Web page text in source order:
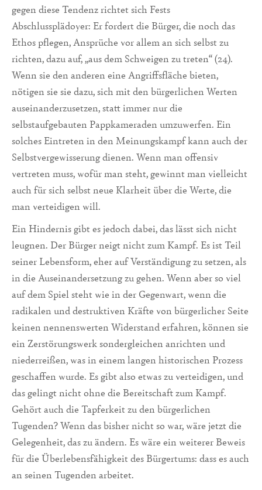
gegen diese Tendenz richtet sich Fests
Abschlussplädoyer: Er fordert die Bürger, die noch das
Ethos pflegen, Ansprüche vor allem an sich selbst zu
richten, dazu auf, „aus dem Schweigen zu treten“ (24).
Wenn sie den anderen eine Angriffsfläche bieten,
nötigen sie sie dazu, sich mit den bürgerlichen Werten
auseinanderzusetzen, statt immer nur die
selbstaufgebauten Pappkameraden umzuwerfen. Ein
solches Eintreten in den Meinungskampf kann auch der
Selbstvergewisserung dienen. Wenn man offensiv
vertreten muss, wofür man steht, gewinnt man vielleicht
auch für sich selbst neue Klarheit über die Werte, die
man verteidigen will.
Ein Hindernis gibt es jedoch dabei, das lässt sich nicht
leugnen. Der Bürger neigt nicht zum Kampf. Es ist Teil
seiner Lebensform, eher auf Verständigung zu setzen, als
in die Auseinandersetzung zu gehen. Wenn aber so viel
auf dem Spiel steht wie in der Gegenwart, wenn die
radikalen und destruktiven Kräfte von bürgerlicher Seite
keinen nennenswerten Widerstand erfahren, können sie
ein Zerstörungswerk sondergleichen anrichten und
niederreißen, was in einem langen historischen Prozess
geschaffen wurde. Es gibt also etwas zu verteidigen, und
das gelingt nicht ohne die Bereitschaft zum Kampf.
Gehört auch die Tapferkeit zu den bürgerlichen
Tugenden? Wenn das bisher nicht so war, wäre jetzt die
Gelegenheit, das zu ändern. Es wäre ein weiterer Beweis
für die Überlebensfähigkeit des Bürgertums: dass es auch
an seinen Tugenden arbeitet.